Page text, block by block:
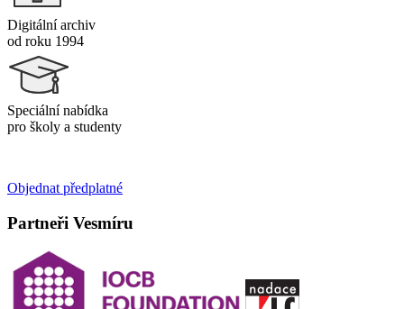
Digitální archiv
od roku 1994
Speciální nabídka
pro školy a studenty
Objednat předplatné
Partneři Vesmíru